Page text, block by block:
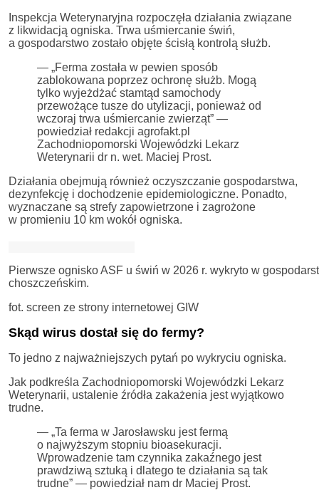
Inspekcja Weterynaryjna rozpoczęła działania związane
z likwidacją ogniska. Trwa uśmiercanie świń,
a gospodarstwo zostało objęte ścisłą kontrolą służb.
— „Ferma została w pewien sposób
zablokowana poprzez ochronę służb. Mogą
tylko wyjeżdżać stamtąd samochody
przewożące tusze do utylizacji, ponieważ od
wczoraj trwa uśmiercanie zwierząt” —
powiedział redakcji agrofakt.pl
Zachodniopomorski Wojewódzki Lekarz
Weterynarii dr n. wet. Maciej Prost.
Działania obejmują również oczyszczanie gospodarstwa,
dezynfekcję i dochodzenie epidemiologiczne. Ponadto,
wyznaczane są strefy zapowietrzone i zagrożone
w promieniu 10 km wokół ogniska.
Pierwsze ognisko ASF u świń w 2026 r. wykryto w
choszczeńskim.
fot. screen ze strony internetowej GIW
Skąd wirus dostał się do fermy?
To jedno z najważniejszych pytań po wykryciu ogniska.
Jak podkreśla Zachodniopomorski Wojewódzki Lekarz
Weterynarii, ustalenie źródła zakażenia jest wyjątkowo
trudne.
— „Ta ferma w Jarosławsku jest fermą
o najwyższym stopniu bioasekuracji.
Wprowadzenie tam czynnika zakaźnego jest
prawdziwą sztuką i dlatego te działania są tak
trudne” — powiedział nam dr Maciej Prost.